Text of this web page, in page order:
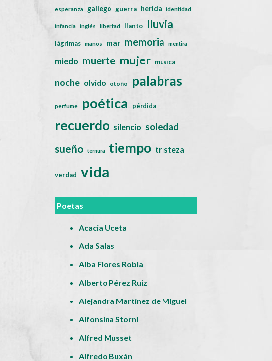
esperanza gallego guerra herida identidad
infancia inglés libertad llanto lluvia
lágrimas manos mar memoria mentira
miedo muerte mujer música
noche olvido otoño palabras
perfume poética pérdida
recuerdo silencio soledad
sueño ternura tiempo tristeza
verdad vida
Poetas
Acacia Uceta
Ada Salas
Alba Flores Robla
Alberto Pérez Ruiz
Alejandra Martínez de Miguel
Alfonsina Storni
Alfred Musset
Alfredo Buxán